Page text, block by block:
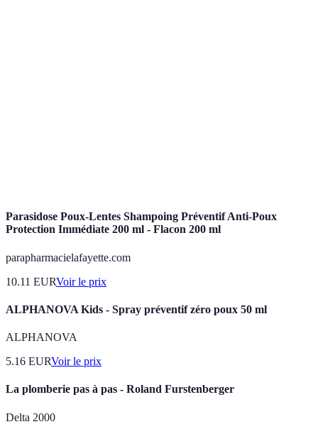
Parasidose Poux-Lentes Shampoing Préventif Anti-Poux
Protection Immédiate 200 ml - Flacon 200 ml
parapharmacielafayette.com
10.11 EURVoir le prix
ALPHANOVA Kids - Spray préventif zéro poux 50 ml
ALPHANOVA
5.16 EURVoir le prix
La plomberie pas à pas - Roland Furstenberger
Delta 2000